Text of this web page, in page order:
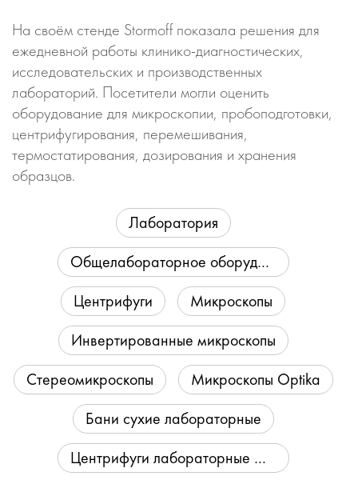
На своём стенде Stormoff показала решения для
ежедневной работы клинико-диагностических,
исследовательских и производственных
лабораторий. Посетители могли оценить
оборудование для микроскопии, пробоподготовки,
центрифугирования, перемешивания,
термостатирования, дозирования и хранения
образцов.
Лаборатория
Общелабораторное оборудование
Центрифуги
Микроскопы
Инвертированные микроскопы
Стереомикроскопы
Микроскопы Optika
Бани сухие лабораторные
Центрифуги лабораторные NEUATION Accumax